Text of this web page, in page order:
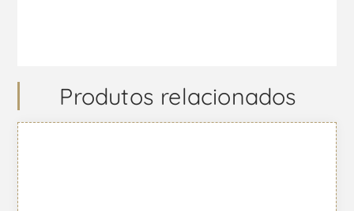
Produtos relacionados